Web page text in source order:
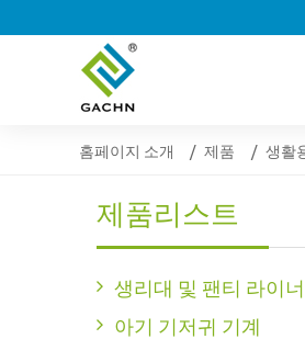
홈페이지 소개 제품 생활
제품리스트
생리대 및 팬티 라이
아기 기저귀 기계